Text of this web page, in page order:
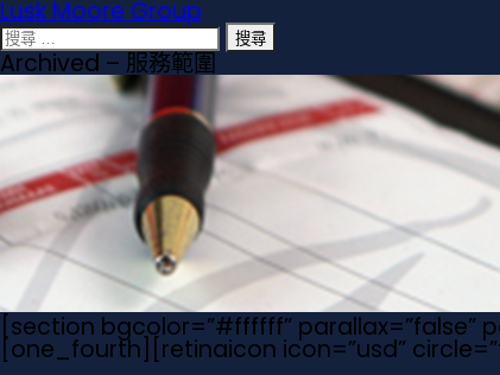
Lusk Moore Group
搜
尋
關
於：
Archived – 服務範圍
[section bgcolor=”#ffffff” parallax=”false”
[one_fourth][retinaicon icon=”usd”